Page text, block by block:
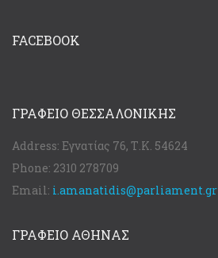
FACEBOOK
ΓΡΑΦΕΊΟ ΘΕΣΣΑΛΟΝΊΚΗΣ
Address: Εγνατίας 76, Τ.Κ. 54624
Phone: 2310 278709
Email: i.amanatidis@parliament.gr
ΓΡΑΦΕΊΟ ΑΘΉΝΑΣ